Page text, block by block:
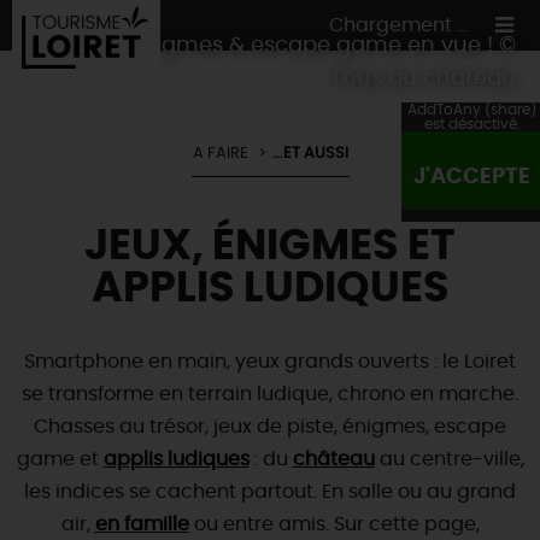
Chargement ...
VOS ENVIES
LES INCONTOURNABLESMADE IN LOIRET
HÉBERGEMENTS
HÉBERGEMENTS
RÉSERVERMAINTENANT
CULTURE
VILLES & VILLAGES
TOUTES LES VISITES
TOUS ÀL'EAU !
EN MODENATURE & AVENTURE
...ET AUSSI
Où manger
Maîtresrestaurateurs
Nosmarchés
Artistes et Artisans d'Art
Nosspécialités du terroir etproducteurs
Téléchargez le Guide de l'été 2026 🤽🌞
Avis de fraicheur ici pour éviter la chaleur 🥵
TOURISME & HANDICAP
Jeux d'énigmes & escape game en vue ! ©
A FAIRE ...ET AUSSI
JEUX, ÉNIGMES ET
APPLIS LUDIQUES
Smartphone en main, yeux grands ouverts : le Loiret
se transforme en terrain ludique, chrono en marche.
Chasses au trésor, jeux de piste, énigmes, escape
game et applis ludiques: du châteauau centre-ville,
les indices se cachent partout. En salle ou au grand
air, en familleou entre amis. Sur cette page,
AddToAny (share)
est désactivé.
J'ACCEPTE